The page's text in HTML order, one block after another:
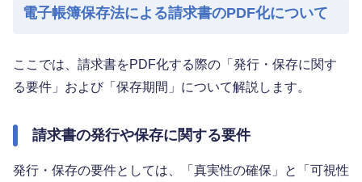
電子帳簿保存法による請求書のPDF化について
ここでは、請求書をPDF化する際の「発行・保存に関す
る要件」および「保存期間」について解説します。
請求書の発行や保存に関する要件
発行・保存の要件としては、「真実性の確保」と「可視性